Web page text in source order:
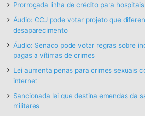
Prorrogada linha de crédito para
Áudio: CCJ pode votar projeto que
desaparecimento
Áudio: Senado pode votar regras sobre
pagas a vítimas de crimes
Lei aumenta penas para crimes sexuais
internet
Sancionada lei que destina emendas da
militares